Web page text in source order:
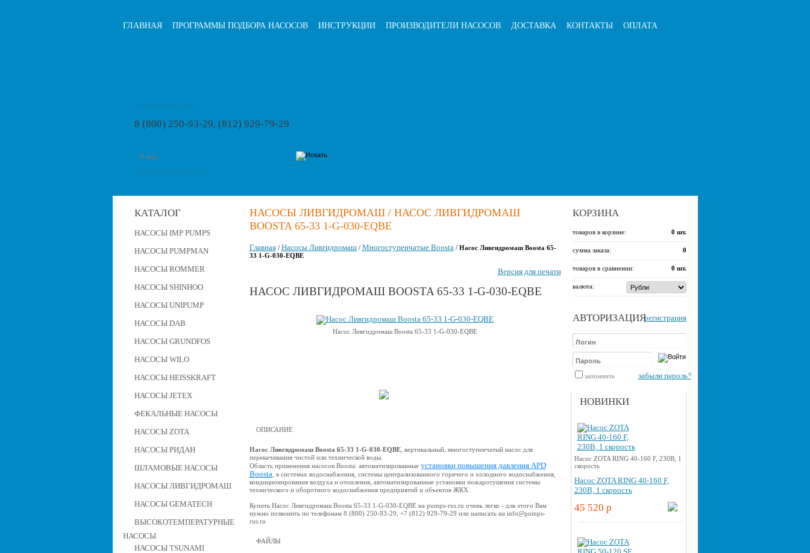
ГЛАВНАЯ ПРОГРАММЫ ПОДБОРА НАСОСОВ ИНСТРУКЦИИ ПРОИЗВОДИТЕЛИ НАСОСОВ ДОСТАВКА КОНТАКТЫ ОПЛАТА
8 (800) 250-93-29, (812) 929-79-29
КАТАЛОГ
НАСОСЫ IMP PUMPS
НАСОСЫ PUMPMAN
НАСОСЫ ROMMER
НАСОСЫ SHINHOO
НАСОСЫ UNIPUMP
НАСОСЫ DAB
НАСОСЫ GRUNDFOS
НАСОСЫ WILO
НАСОСЫ HEISSKRAFT
НАСОСЫ JETEX
ФЕКАЛЬНЫЕ НАСОСЫ
НАСОСЫ ZOTA
НАСОСЫ РИДАН
ШЛАМОВЫЕ НАСОСЫ
НАСОСЫ ЛИВГИДРОМАШ
НАСОСЫ GEMATECH
ВЫСОКОТЕМПЕРАТУРНЫЕ
НАСОСЫ
НАСОСЫ TSUNAMI
КОРЗИНА
товаров в корзине: 0 шт.
сумма заказа: 0
товаров в сравнении: 0 шт.
валюта:
АВТОРИЗАЦИЯрегистрация
запомнить забыли пароль?
НОВИНКИ
Насос ZOTA RING 40-160 F, 230В, 1
скорость
Насос ZOTA RING 40-160 F,
230В, 1 скорость
45 520 p
НАСОСЫ ЛИВГИДРОМАШ / НАСОС ЛИВГИДРОМАШ
BOOSTA 65-33 1-G-030-EQBE
Главная/ Насосы Ливгидромаш/ Многоступенчатые Boosta / Насос Ливгидромаш Boosta 65-
33 1-G-030-EQBE
Версия для печати
НАСОС ЛИВГИДРОМАШ BOOSTA 65-33 1-G-030-EQBE
Насос Ливгидромаш Boosta 65-33 1-G-030-EQBE
ОПИСАНИЕ
Насос Ливгидромаш Boosta 65-33 1-G-030-EQBE, вертикальный, многоступенчатый насос для
перекачивания чистой или технической воды.
Область применения насосов Boosta: автоматизированные установки повышения давления APD
Boosta , в системах водоснабжения, системы централизованного горячего и холодного водоснабжения,
кондиционирования воздуха и отопления, автоматизированные установки пожаротушения системы
технического и оборотного водоснабжения предприятий и объектов ЖКХ.
Купить Насос Ливгидромаш Boosta 65-33 1-G-030-EQBE на pumps-rus.ru очень легко - для этого Вам
нужно позвонить по телефонам 8 (800) 250-93-29, +7 (812) 929-79-29 или написать на info@pumps-
rus.ru
ФАЙЛЫ